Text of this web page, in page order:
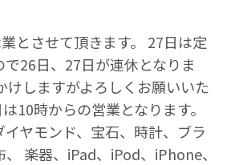
とさせて頂きます。 27日は定
26日、27日が連休となりま
けしますがよろしくお願いいた
10時からの営業となります。
ヤモンド、宝石、時計、ブラ
楽器、iPad、iPod、iPhone、